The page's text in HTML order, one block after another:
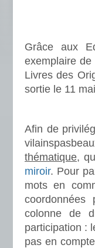
Grâce aux
exemplaire de
Livres des
sortie le 11
Afin de
thématique,
miroir. Pour
mots en
coordonnées
colonne de
participation :
pas en